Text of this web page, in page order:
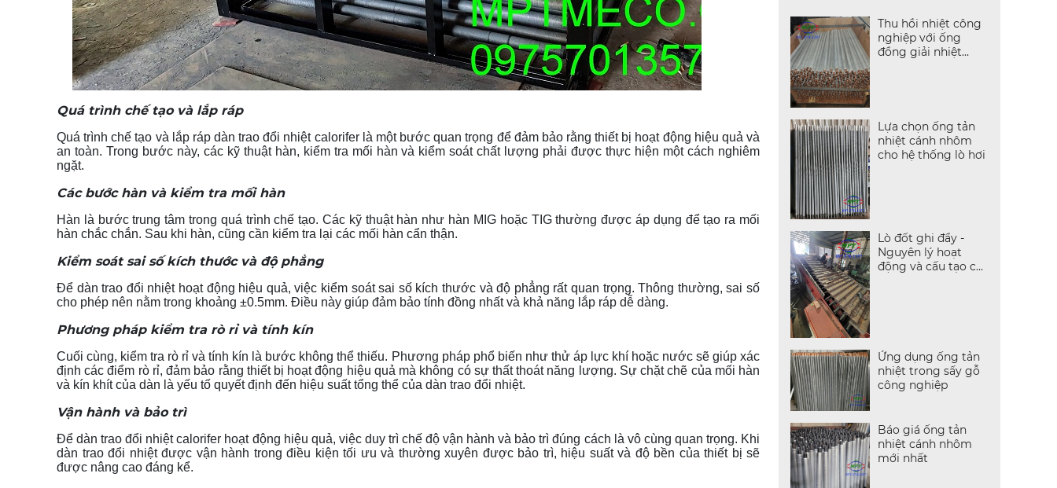
Quá trình chế tạo và lắp ráp
Quá trình chế tạo và lắp ráp dàn trao đổi nhiệt calorifer là một bước quan trọng để đảm bảo rằng thiết bị hoạt động hiệu quả và
an toàn. Trong bước này, các kỹ thuật hàn, kiểm tra mối hàn và kiểm soát chất lượng phải được thực hiện một cách nghiêm
ngặt.
Các bước hàn và kiểm tra mối hàn
Hàn là bước trung tâm trong quá trình chế tạo. Các kỹ thuật hàn như hàn MIG hoặc TIG thường được áp dụng để tạo ra mối
hàn chắc chắn. Sau khi hàn, cũng cần kiểm tra lại các mối hàn cẩn thận.
Kiểm soát sai số kích thước và độ phẳng
Để dàn trao đổi nhiệt hoạt động hiệu quả, việc kiểm soát sai số kích thước và độ phẳng rất quan trọng. Thông thường, sai số
cho phép nên nằm trong khoảng ±0.5mm. Điều này giúp đảm bảo tính đồng nhất và khả năng lắp ráp dễ dàng.
Phương pháp kiểm tra rò rỉ và tính kín
Cuối cùng, kiểm tra rò rỉ và tính kín là bước không thể thiếu. Phương pháp phổ biến như thử áp lực khí hoặc nước sẽ giúp xác
định các điểm rò rỉ, đảm bảo rằng thiết bị hoạt động hiệu quả mà không có sự thất thoát năng lượng. Sự chặt chẽ của mối hàn
và kín khít của dàn là yếu tố quyết định đến hiệu suất tổng thể của dàn trao đổi nhiệt.
Vận hành và bảo trì
Để dàn trao đổi nhiệt calorifer hoạt động hiệu quả, việc duy trì chế độ vận hành và bảo trì đúng cách là vô cùng quan trọng. Khi
dàn trao đổi nhiệt được vận hành trong điều kiện tối ưu và thường xuyên được bảo trì, hiệu suất và độ bền của thiết bị sẽ
được nâng cao đáng kể.
Thu hồi nhiệt công
nghiệp với ống
đồng giải nhiệt
Lựa chọn ống tản
nhiệt cánh nhôm
cho hệ thống lò hơi
Lò đốt ghi đẩy -
Nguyên lý hoạt
động và cấu tạo chi
Ứng dụng ống tản
nhiệt trong sấy gỗ
công nghiệp
Báo giá ống tản
nhiệt cánh nhôm
mới nhất